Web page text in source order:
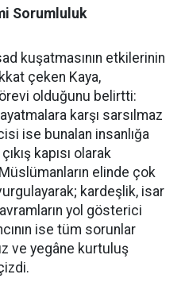
Sorumluluk
kuşatmasının etkilerinin
çeken Kaya,
olduğunu belirtti:
karşı sarsılmaz
ise bunalan insanlığa
kapısı olarak
elinde çok
kardeşlik, isar
yol gösterici
ise tüm sorunlar
ve yegâne kurtuluş